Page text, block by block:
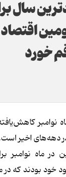
سال
خورد
ماه نوامبر
خود بودند که